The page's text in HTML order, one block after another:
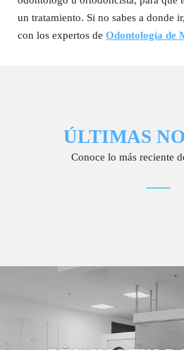
un tratamiento. Si no sabes a donde
con los expertos de Odontología de
ÚLTIMAS
Conoce lo más reciente